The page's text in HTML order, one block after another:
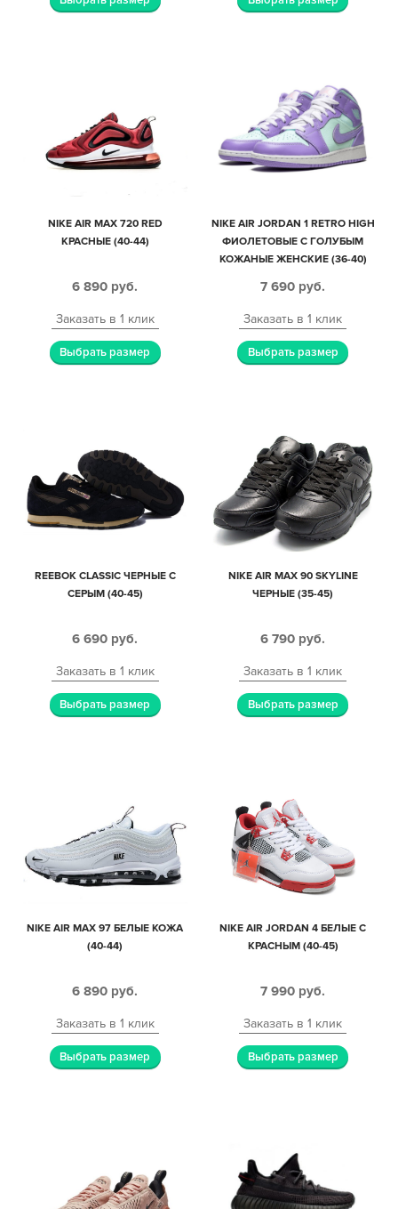
NIKE AIR MAX 720 RED
КРАСНЫЕ (40-44)
6 890 руб.
Заказать в 1 клик
Выбрать размер
NIKE AIR JORDAN 1 RETRO HIGH
ФИОЛЕТОВЫЕ C ГОЛУБЫМ
КОЖАНЫЕ ЖЕНСКИЕ (36-40)
7 690 руб.
Заказать в 1 клик
Выбрать размер
REEBOK CLASSIC ЧЕРНЫЕ С
СЕРЫМ (40-45)
6 690 руб.
Заказать в 1 клик
Выбрать размер
NIKE AIR MAX 90 SKYLINE
ЧЕРНЫЕ (35-45)
6 790 руб.
Заказать в 1 клик
Выбрать размер
NIKE AIR MAX 97 БЕЛЫЕ КОЖА
(40-44)
6 890 руб.
Заказать в 1 клик
Выбрать размер
NIKE AIR JORDAN 4 БЕЛЫЕ С
КРАСНЫМ (40-45)
7 990 руб.
Заказать в 1 клик
Выбрать размер